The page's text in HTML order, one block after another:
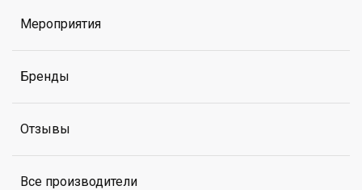
Мероприятия
Бренды
Отзывы
Все производители